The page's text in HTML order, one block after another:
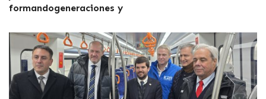
formandogeneraciones y